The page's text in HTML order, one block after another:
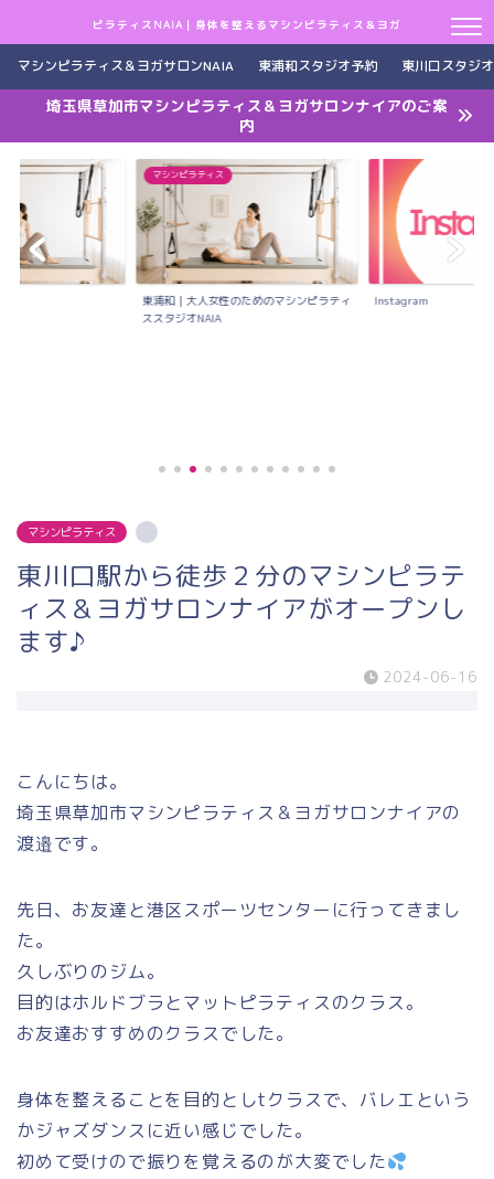
ピラティスNAIA｜身体を整えるマシンピラティス＆ヨガ
マシンピラティス＆ヨガサロンNAIA 東浦和スタジオ予約 東川口スタジ
埼玉県草加市マシンピラティス＆ヨガサロンナイアのご案
内
マシンピラティス
東浦和｜大人女性のためのマシンピラティ
ススタジオNAIA
Instagram
マシンピラティス
東川口駅から徒歩２分のマシンピラテ
ィス＆ヨガサロンナイアがオープンし
ます♪
2024-06-16
こんにちは。
埼玉県草加市マシンピラティス＆ヨガサロンナイアの
渡邉です。
先日、お友達と港区スポーツセンターに行ってきまし
た。
久しぶりのジム。
目的はホルドブラとマットピラティスのクラス。
お友達おすすめのクラスでした。
身体を整えることを目的としtクラスで、バレエという
かジャズダンスに近い感じでした。
初めて受けので振りを覚えるのが大変でした